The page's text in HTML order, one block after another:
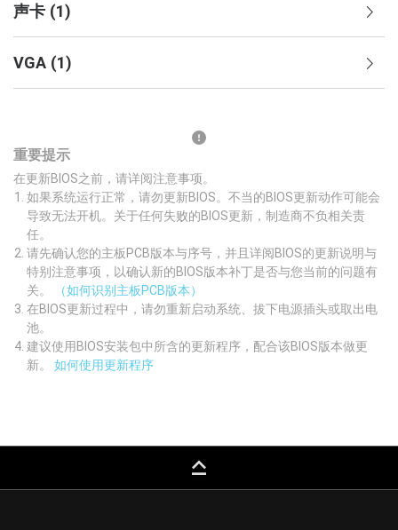
声卡 (1)
VGA (1)
重要提示
在更新BIOS之前，请详阅注意事项。
如果系统运行正常，请勿更新BIOS。不当的BIOS更新动作可能会
导致无法开机。关于任何失败的BIOS更新，制造商不负相关责
任。
请先确认您的主板PCB版本与序号，并且详阅BIOS的更新说明与
特别注意事项，以确认新的BIOS版本补丁是否与您当前的问题有
关。
（如何识别主板PCB版本）
在BIOS更新过程中，请勿重新启动系统、拔下电源插头或取出电
池。
建议使用BIOS安装包中所含的更新程序，配合该BIOS版本做更
新。 如何使用更新程序
keyboard_capslock